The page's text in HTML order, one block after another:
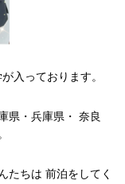
入っております。
県・兵庫県・ 奈良
たちは 前泊をしてく